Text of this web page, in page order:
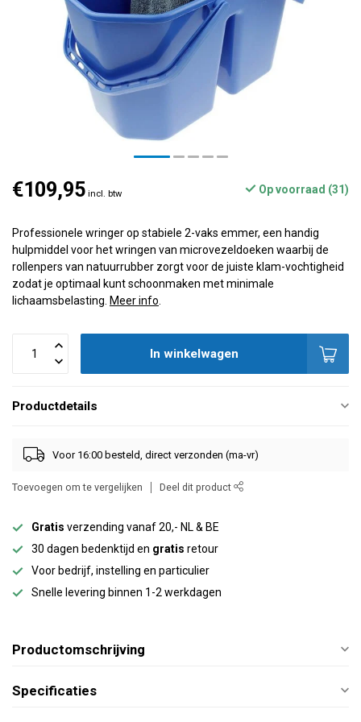
€109,95 incl. btw Op voorraad (31)
Professionele wringer op stabiele 2-vaks emmer, een handig
hulpmiddel voor het wringen van microvezeldoeken waarbij de
rollenpers van natuurrubber zorgt voor de juiste klam-vochtigheid
zodat je optimaal kunt schoonmaken met minimale
lichaamsbelasting. Meer info
In winkelwagen
Productdetails
Voor 16:00 besteld, direct verzonden (ma-vr)
Toevoegen om te vergelijken Deel dit product
Gratis verzending vanaf 20,- NL & BE
30 dagen bedenktijd en gratis retour
Voor bedrijf, instelling en particulier
Snelle levering binnen 1-2 werkdagen
Productomschrijving
Specificaties